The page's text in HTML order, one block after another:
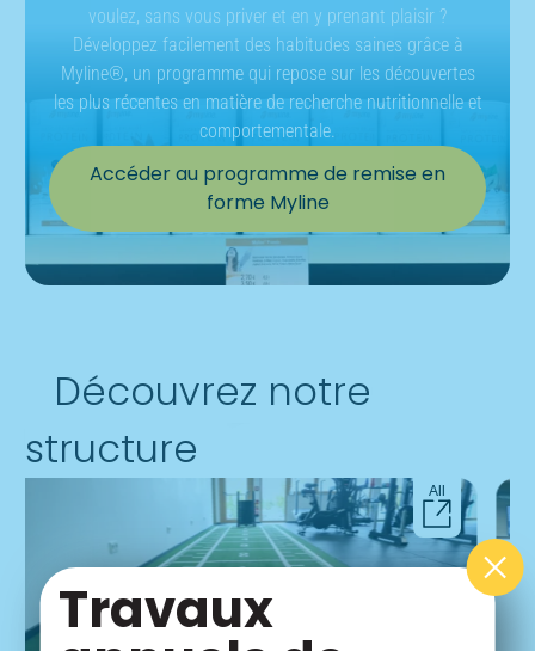
voulez, sans vous priver et en y prenant plaisir ?
Développez facilement des habitudes saines grâce à
Myline®, un programme qui repose sur les découvertes
les plus récentes en matière de recherche nutritionnelle et
comportementale.
Accéder au programme de remise en
forme Myline
Découvrez notre
structure
All
Travaux